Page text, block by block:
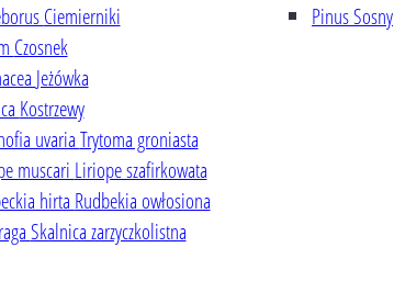
Ciemierniki
Czosnek
Jeżówka
Kostrzewy
uvariaTrytoma groniasta
muscari Liriope szafirkowata
hirta Rudbekia owłosiona
Skalnica zarzyczkolistna
PinusSosny